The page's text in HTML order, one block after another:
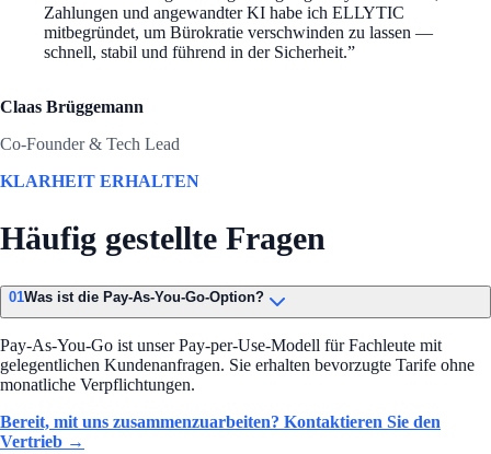
Zahlungen und angewandter KI habe ich ELLYTIC
mitbegründet, um Bürokratie verschwinden zu lassen —
schnell, stabil und führend in der Sicherheit.”
Claas Brüggemann
Co-Founder & Tech Lead
KLARHEIT ERHALTEN
Häufig gestellte Fragen
01Was ist die Pay-As-You-Go-Option?
Pay-As-You-Go ist unser Pay-per-Use-Modell für Fachleute mit
gelegentlichen Kundenanfragen. Sie erhalten bevorzugte Tarife ohne
monatliche Verpflichtungen.
Bereit, mit uns zusammenzuarbeiten? Kontaktieren Sie den
Vertrieb →